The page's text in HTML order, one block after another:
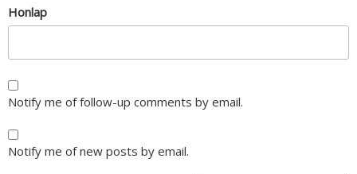
Honlap
Notify me of follow-up comments by email.
Notify me of new posts by email.